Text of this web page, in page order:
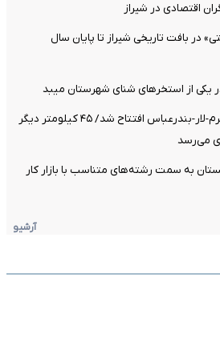
در بافت تاریخی شیراز تا پایان سال
۱۱.۵ کیلومتر از بزرگراه جهرم-لار-بندرعباس افتتاح شد/ ۴۵ کیلومتر دیگر
می‌رسد
به سمت رشته‌های متناسب با بازار کار
آرشیو